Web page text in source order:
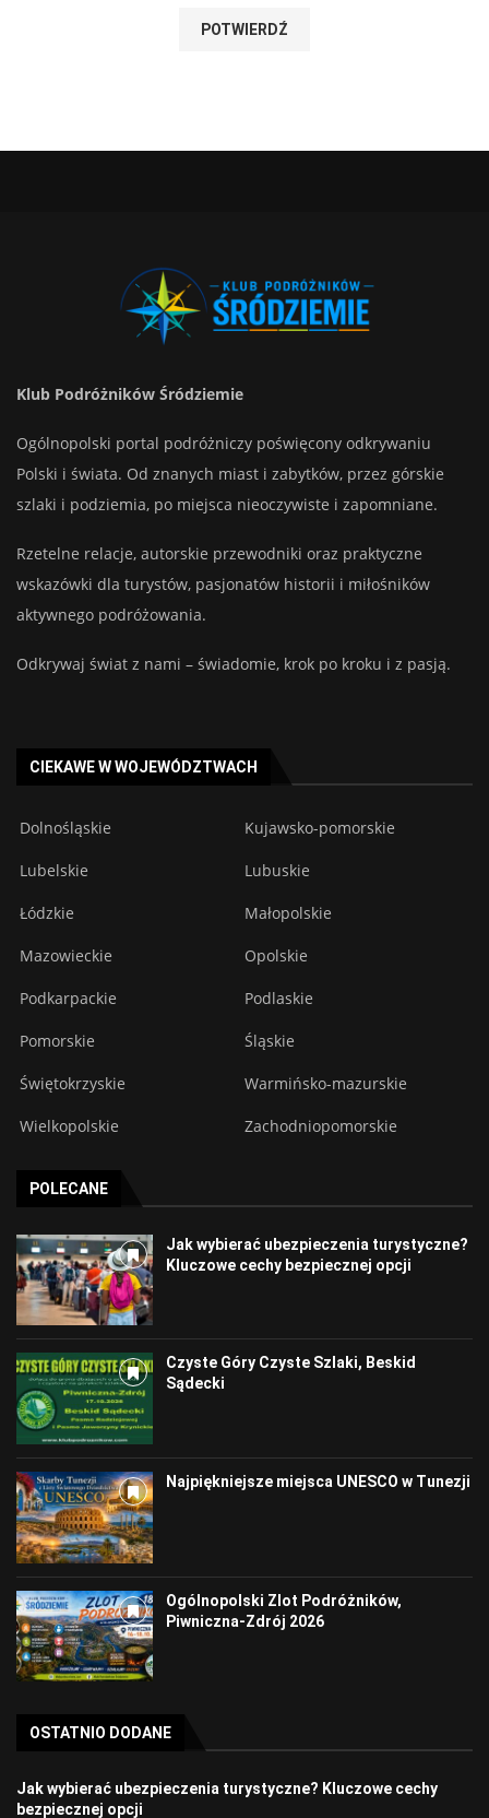
Klub Podróżników Śródziemie
Ogólnopolski portal podróżniczy poświęcony odkrywaniu
Polski i świata. Od znanych miast i zabytków, przez górskie
szlaki i podziemia, po miejsca nieoczywiste i zapomniane.
Rzetelne relacje, autorskie przewodniki oraz praktyczne
wskazówki dla turystów, pasjonatów historii i miłośników
aktywnego podróżowania.
Odkrywaj świat z nami – świadomie, krok po kroku i z pasją.
CIEKAWE W WOJEWÓDZTWACH
Dolnośląskie Kujawsko-pomorskie
Lubelskie Lubuskie
Łódzkie Małopolskie
Mazowieckie Opolskie
Podkarpackie Podlaskie
Pomorskie Śląskie
Świętokrzyskie Warmińsko-mazurskie
Wielkopolskie Zachodniopomorskie
POLECANE
Jak wybierać ubezpieczenia turystyczne?
Kluczowe cechy bezpiecznej opcji
Czyste Góry Czyste Szlaki, Beskid
Sądecki
Najpiękniejsze miejsca UNESCO w Tunezji
Ogólnopolski Zlot Podróżników,
Piwniczna-Zdrój 2026
OSTATNIO DODANE
Jak wybierać ubezpieczenia turystyczne? Kluczowe cechy
bezpiecznej opcji